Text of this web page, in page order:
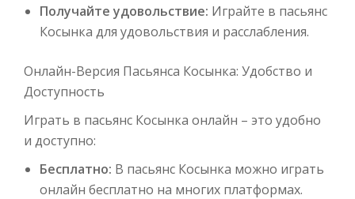
Получайте удовольствие: Играйте в пасьянс
Косынка для удовольствия и расслабления.
Онлайн-Версия Пасьянса Косынка: Удобство и
Доступность
Играть в пасьянс Косынка онлайн – это удобно
и доступно:
Бесплатно: В пасьянс Косынка можно играть
онлайн бесплатно на многих платформах.